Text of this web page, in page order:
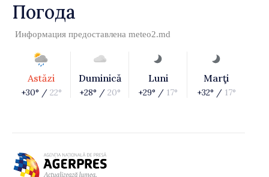
Погода
Информация предоставлена meteo2.md
Astăzi
+30° / 22°
Duminică
+28° / 20°
Luni
+29° / 17°
Marţi
+32° / 17°